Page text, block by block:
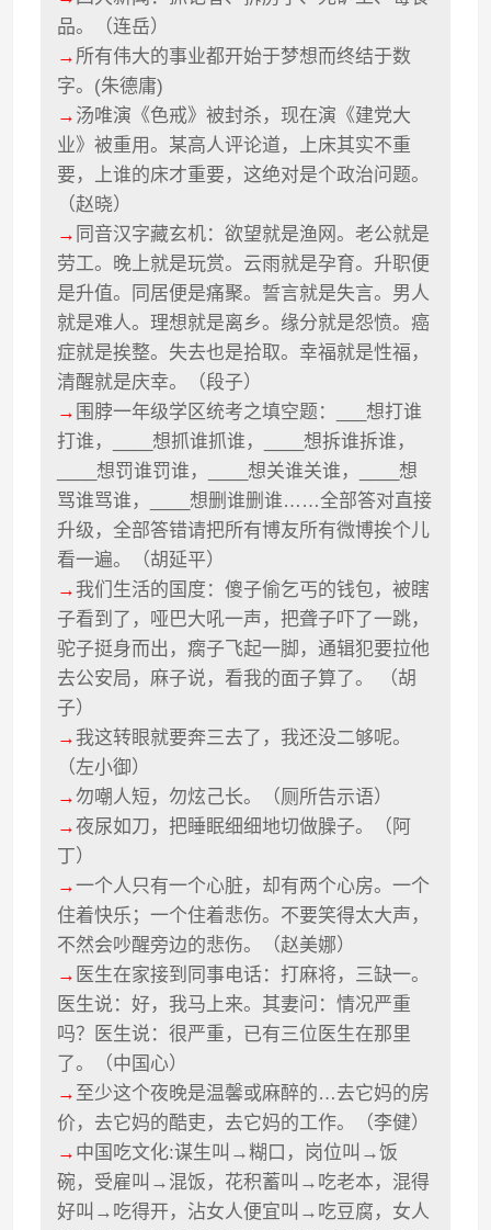
品。（连岳）
→ 所有伟大的事业都开始于梦想而终结于数
字。(朱德庸)
→ 汤唯演《色戒》被封杀，现在演《建党大
业》被重用。某高人评论道，上床其实不重
要，上谁的床才重要，这绝对是个政治问题。
（赵晓）
→ 同音汉字藏玄机：欲望就是渔网。老公就是
劳工。晚上就是玩赏。云雨就是孕育。升职便
是升值。同居便是痛聚。誓言就是失言。男人
就是难人。理想就是离乡。缘分就是怨愤。癌
症就是挨整。失去也是拾取。幸福就是性福，
清醒就是庆幸。（段子）
→ 围脖一年级学区统考之填空题：___想打谁
打谁，____想抓谁抓谁，____想拆谁拆谁，
____想罚谁罚谁，____想关谁关谁，____想
骂谁骂谁，____想删谁删谁……全部答对直接
升级，全部答错请把所有博友所有微博挨个儿
看一遍。（胡延平）
→我们生活的国度：傻子偷乞丐的钱包，被瞎
子看到了，哑巴大吼一声，把聋子吓了一跳，
驼子挺身而出，瘸子飞起一脚，通辑犯要拉他
去公安局，麻子说，看我的面子算了。 （胡
子）
→我这转眼就要奔三去了，我还没二够呢。
（左小御）
→ 勿嘲人短，勿炫己长。（厕所告示语）
→夜尿如刀，把睡眠细细地切做臊子。（阿
丁）
→一个人只有一个心脏，却有两个心房。一个
住着快乐；一个住着悲伤。不要笑得太大声，
不然会吵醒旁边的悲伤。（赵美娜）
→ 医生在家接到同事电话：打麻将，三缺一。
医生说：好，我马上来。其妻问：情况严重
吗？医生说：很严重，已有三位医生在那里
了。（中国心）
→ 至少这个夜晚是温馨或麻醉的…去它妈的房
价，去它妈的酷吏，去它妈的工作。（李健）
→ 中国吃文化:谋生叫→糊口，岗位叫→饭
碗，受雇叫→混饭，花积蓄叫→吃老本，混得
好叫→吃得开，沾女人便宜叫→吃豆腐，女人